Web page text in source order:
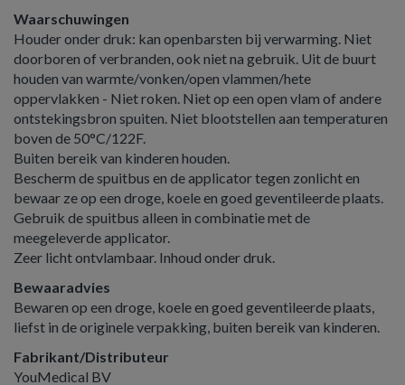
Waarschuwingen
Houder onder druk: kan openbarsten bij verwarming. Niet
doorboren of verbranden, ook niet na gebruik. Uit de buurt
houden van warmte/vonken/open vlammen/hete
oppervlakken - Niet roken. Niet op een open vlam of andere
ontstekingsbron spuiten. Niet blootstellen aan temperaturen
boven de 50°C/122F.
Buiten bereik van kinderen houden.
Bescherm de spuitbus en de applicator tegen zonlicht en
bewaar ze op een droge, koele en goed geventileerde plaats.
Gebruik de spuitbus alleen in combinatie met de
meegeleverde applicator.
Zeer licht ontvlambaar. Inhoud onder druk.
Bewaaradvies
Bewaren op een droge, koele en goed geventileerde plaats,
liefst in de originele verpakking, buiten bereik van kinderen.
Fabrikant/Distributeur
YouMedical BV